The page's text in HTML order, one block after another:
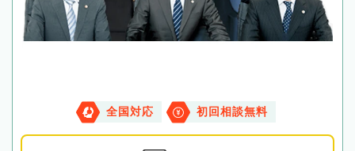
全国対応 初回相談無料